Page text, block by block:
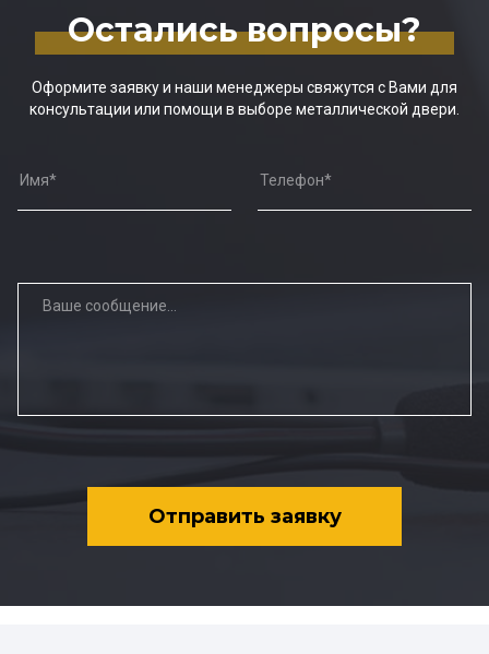
Остались вопросы?
Оформите заявку и наши менеджеры свяжутся с Вами для
консультации или помощи в выборе металлической двери.
Отправить заявку